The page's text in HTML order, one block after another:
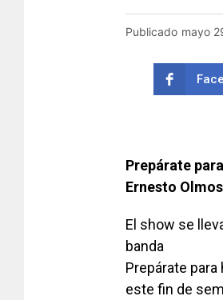
Publicado mayo
Prepárate
Ernesto Olmos
El show se
banda
Prepárate
este fin de